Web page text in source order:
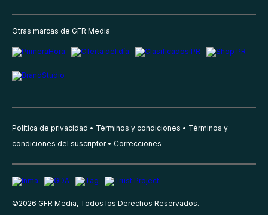
Otras marcas de GFR Media
Política de privacidad Términos y condiciones
Términos y
condiciones del suscriptor
Correcciones
©2026 GFR Media, Todos los Derechos Reservados.